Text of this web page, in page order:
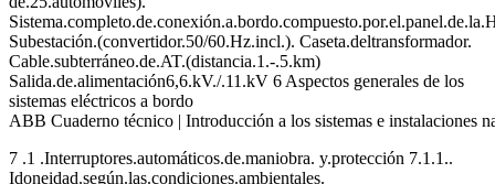
Subestación.(convertidor.50/60.Hz.incl.). Caseta.deltransformador.
Cable.subterráneo.de.AT.(distancia.1.-.5.km)
Salida.de.alimentación6,6.kV./.11.kV 6 Aspectos generales de los
sistemas eléctricos a bordo
ABB Cuaderno técnico | Introducción a los sistemas e instalaciones
7 .1 .Interruptores.automáticos.de.maniobra. y.protección 7.1.1..
Idoneidad.según.las.condiciones.ambientales.